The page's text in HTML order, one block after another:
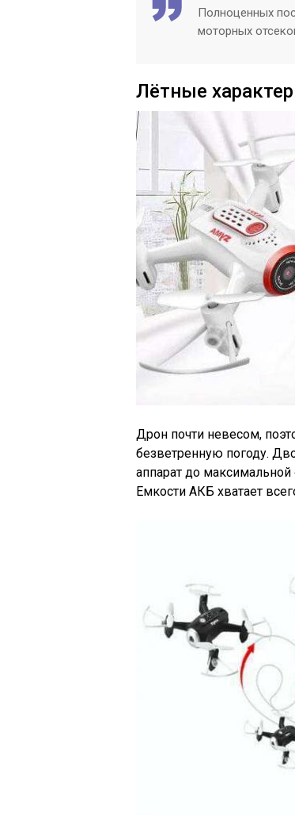
Полноценных
моторных
Лётные
Дрон почти невесом,
безветренную погоду.
аппарат до
Емкости АКБ хватает